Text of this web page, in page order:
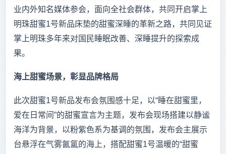
业内外知名媒体参会，面向全社会群体，共同开启掌上
明珠甜蜜1号新品床垫的甜蜜深睡的革新之路，共同见证
掌上明珠多年来对国民睡眠改善、深睡提升的探索成
果。
海上甜蜜场景，彰显品牌格局
此次甜蜜1号新品发布会氛围感十足，以“睡在甜蜜里，
爱在日常间”的甜蜜宣言为主题，发布会现场搭建以静谧
海洋为背景，以粉紫色系为基调的氛围，发布会主展示
台悬浮在气雾氤氲的海上，搭配甜蜜1号温暖的“甜蜜